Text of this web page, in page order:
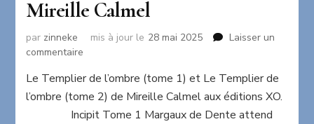
Mireille Calmel
par zinneke mis à jour le 28 mai 2025
Laisser un
commentaire
Templier
de
l’ombre
Le Templier de l’ombre (tome 1) et Le Templier de
l’ombre (tome 2) de Mireille Calmel aux éditions XO.
Incipit Tome 1 Margaux de Dente attend